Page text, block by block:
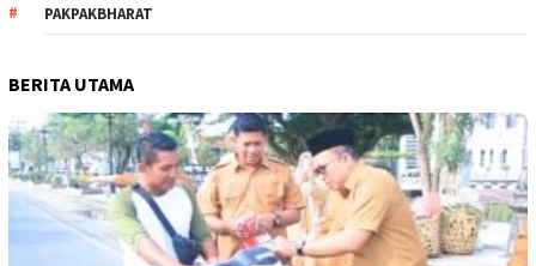
PAKPAKBHARAT
BERITA UTAMA